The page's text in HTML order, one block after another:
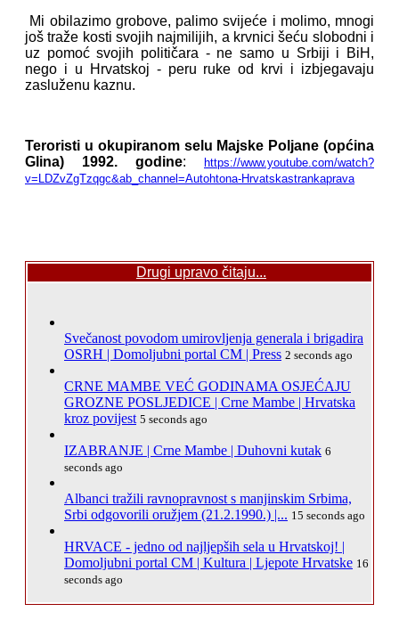
Mi obilazimo grobove, palimo svijeće i molimo, mnogi
još traže kosti svojih najmilijih, a krvnici šeću slobodni i
uz pomoć svojih političara - ne samo u Srbiji i BiH,
nego i u Hrvatskoj - peru ruke od krvi i izbjegavaju
zasluženu kaznu.
Teroristi u okupiranom selu Majske Poljane (općina
Glina) 1992. godine:
https://www.youtube.com/watch?
v=LDZvZgTzqgc&ab_channel=Autohtona-Hrvatskastrankaprava
Drugi upravo čitaju...
Svečanost povodom umirovljenja generala i brigadira
OSRH | Domoljubni portal CM | Press 2 seconds ago
CRNE MAMBE VEĆ GODINAMA OSJEĆAJU
GROZNE POSLJEDICE | Crne Mambe | Hrvatska
kroz povijest 5 seconds ago
IZABRANJE | Crne Mambe | Duhovni kutak 6
seconds ago
Albanci tražili ravnopravnost s manjinskim Srbima,
Srbi odgovorili oružjem (21.2.1990.) |... 15 seconds ago
HRVACE - jedno od najljepših sela u Hrvatskoj! |
Domoljubni portal CM | Kultura | Ljepote Hrvatske 16
seconds ago